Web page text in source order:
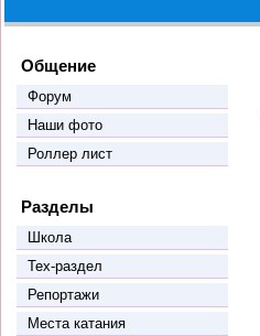
Общение
Форум
Наши фото
Роллер лист
Разделы
Школа
Тех-раздел
Репортажи
Места катания